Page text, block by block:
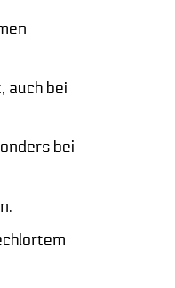
auch bei
bei